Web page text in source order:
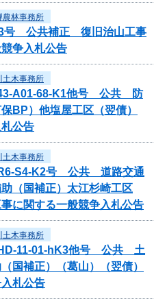
農林事務所
号 公共補正 復旧治山工事
競争入札公告
土木事務所
43-A01-68-K1他号 公共 防
BP）他塩屋工区（翌債）
公告
土木事務所
R6-S4-K2号 公共 道路交通
（国補正）太江杉崎工区
に関する一般競争入札公告
土木事務所
HD-11-01-hK3他号 公共 土
国補正）（葛山）（翌債）
札公告